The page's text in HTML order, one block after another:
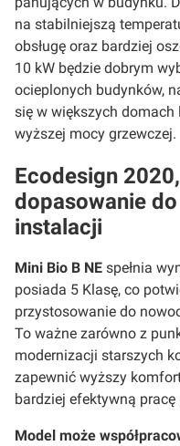
na stabilniejszą
obsługę oraz bardziej
10 kW będzie dobrym
ocieplonych budynków,
się w większych
wyższej mocy grzewczej.
Ecodesign
dopasowanie
instalacji
Mini Bio B NE spełnia
posiada 5 Klasę, co
przystosowanie do
To ważne zarówno z
modernizacji starszych
zapewnić wyższy
bardziej efektywną pracę
Model może